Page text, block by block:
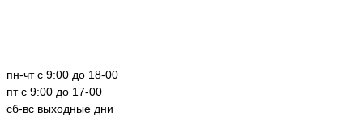
пн-чт с 9:00 до 18-00
пт с 9:00 до 17-00
сб-вс выходные дни